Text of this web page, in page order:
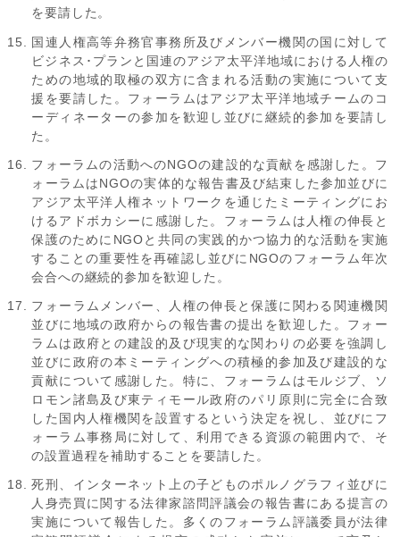
を要請した。
国連人権高等弁務官事務所及びメンバー機関の国に対して
ビジネス･プランと国連のアジア太平洋地域における人権の
ための地域的取極の双方に含まれる活動の実施について支
援を要請した。フォーラムはアジア太平洋地域チームのコ
ーディネーターの参加を歓迎し並びに継続的参加を要請し
た。
フォーラムの活動へのNGOの建設的な貢献を感謝した。フ
ォーラムはNGOの実体的な報告書及び結束した参加並びに
アジア太平洋人権ネットワークを通じたミーティングにお
けるアドボカシーに感謝した。フォーラムは人権の伸長と
保護のためにNGOと共同の実践的かつ協力的な活動を実施
することの重要性を再確認し並びにNGOのフォーラム年次
会合への継続的参加を歓迎した。
フォーラムメンバー、人権の伸長と保護に関わる関連機関
並びに地域の政府からの報告書の提出を歓迎した。フォー
ラムは政府との建設的及び現実的な関わりの必要を強調し
並びに政府の本ミーティングへの積極的参加及び建設的な
貢献について感謝した。特に、フォーラムはモルジブ、ソ
ロモン諸島及び東ティモール政府のパリ原則に完全に合致
した国内人権機関を設置するという決定を祝し、並びにフ
ォーラム事務局に対して、利用できる資源の範囲内で、そ
の設置過程を補助することを要請した。
死刑、インターネット上の子どものポルノグラフィ並びに
人身売買に関する法律家諮問評議会の報告書にある提言の
実施について報告した。多くのフォーラム評議委員が法律